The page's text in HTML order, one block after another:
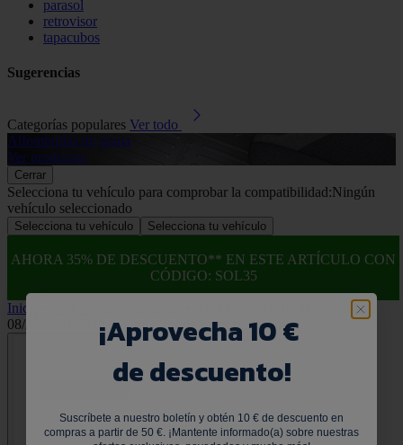
parasol
retrovisor
tapacubos
Sugerencias
Categorías populares Ver todo
Alfombrillas de goma
Ver productos
Cerrar
Selecciona tu vehículo para comprobar la compatibilidad:Ningún
vehículo seleccionado
Selecciona tu vehículo Selecciona tu vehículo
AHORA 35% DE DESCUENTO** EN ESTE ARTÍCULO CON
CÓDIGO: SOL35
Inicio
Original Ford Tourneo Custom
08/2012-01/2018 Alfombrillas de moqueta trasera
¡Aprovecha 10 €
de descuento!
Suscríbete a nuestro boletín y obtén 10 € de descuento en
compras a partir de 50 €. ¡Mantente informado(a) sobre nuestras